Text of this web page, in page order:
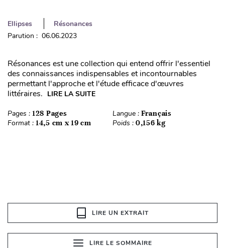
Ellipses
Résonances
Parution : 06.06.2023
Résonances est une collection qui entend offrir l'essentiel
des connaissances indispensables et incontournables
permettant l'approche et l'étude efficace d'œuvres
littéraires. LIRE LA SUITE
Pages : 128 Pages Langue : Français
Format : 14,5 cm x 19 cm Poids : 0,156 kg
LIRE UN EXTRAIT
LIRE LE SOMMAIRE